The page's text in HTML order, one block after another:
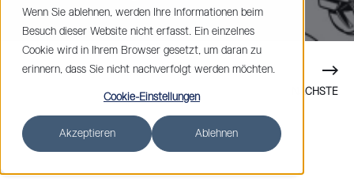
Wenn Sie ablehnen, werden Ihre Informationen beim
Besuch dieser Website nicht erfasst. Ein einzelnes
Cookie wird in Ihrem Browser gesetzt, um daran zu
erinnern, dass Sie nicht nachverfolgt werden möchten.
Cookie-Einstellungen
Akzeptieren Ablehnen
NÄCHSTE